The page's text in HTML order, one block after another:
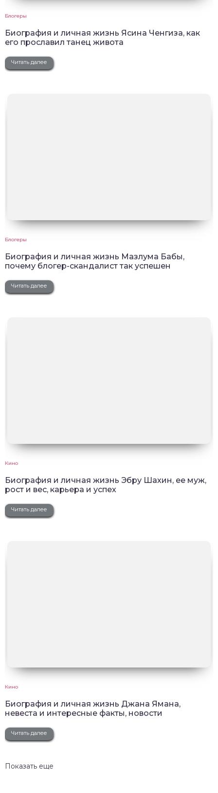
Блогеры
Биография и личная жизнь Ясина Ченгиза, как
его прославил танец живота
Читать далее
Блогеры
Биография и личная жизнь Мазлума Бабы,
почему блогер-скандалист так успешен
Читать далее
Кино
Биография и личная жизнь Эбру Шахин, ее муж,
рост и вес, карьера и успех
Читать далее
Кино
Биография и личная жизнь Джана Ямана,
невеста и интересные факты, новости
Читать далее
Показать еще